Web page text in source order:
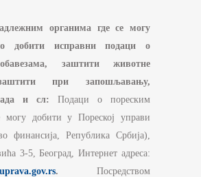
органима где се могу
добити исправни подаци о
заштити животне
при запошљавању,
и сл: Подаци о пореским
могу добити у Пореској управи
финансија, Република Србија),
3-5, Београд, Интернет адреса:
. Посредством